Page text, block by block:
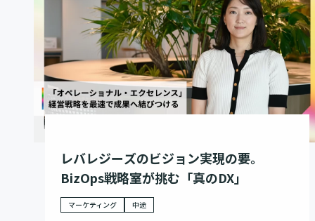
レバレジーズのビジョン実現の要。
BizOps戦略室が挑む「真のDX」
マーケティング 中途